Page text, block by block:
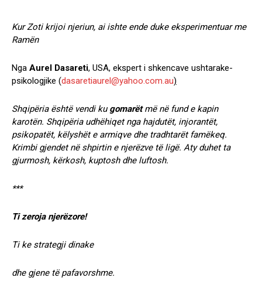
Kur Zoti krijoi njeriun, ai ishte ende duke eksperimentuar me
Ramën
Nga Aurel Dasareti, USA, ekspert i shkencave ushtarake-
psikologjike (dasaretiaurel@yahoo.com.au)
Shqipëria është vendi kugomarëtmë në fund e kapin
karotën. Shqipëria udhëhiqet nga hajdutët, injorantët,
psikopatët, këlyshët e armiqve dhe tradhtarët famëkeq.
Krimbi gjendet në shpirtin e njerëzve të ligë. Aty duhet ta
gjurmosh, kërkosh, kuptosh dhe luftosh.
***
Ti zeroja njerëzore!
Ti ke strategji dinake
dhe gjene të pafavorshme.